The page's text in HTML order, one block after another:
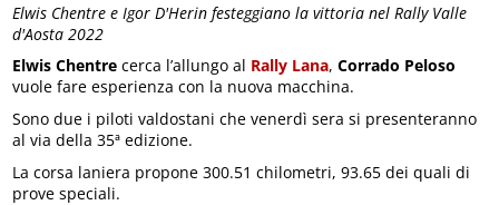
Elwis Chentre e Igor D'Herin festeggiano la vittoria nel Rally Valle
d'Aosta 2022
Elwis Chentre cerca l’allungo al Rally Lana,Corrado Peloso
vuole fare esperienza con la nuova macchina.
Sono due i piloti valdostani che venerdì sera si presenteranno
al via della 35ª edizione.
La corsa laniera propone 300.51 chilometri, 93.65 dei quali di
prove speciali.